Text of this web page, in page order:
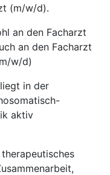
(m/w/d).
an den Facharzt
an den Facharzt
w/d)
in der
aktiv